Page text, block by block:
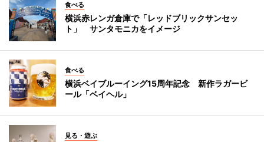
食べる
横浜赤レンガ倉庫で「レッドブリックサンセッ
ト」 サンタモニカをイメージ
食べる
横浜ベイブルーイング15周年記念 新作ラガービ
ール「ベイヘル」
見る・遊ぶ